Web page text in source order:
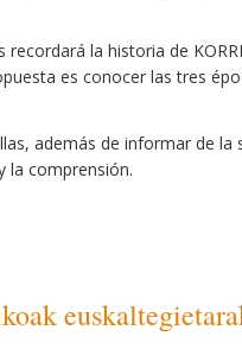
la historia de
es conocer las tres
además de informar de la
la comprensión.